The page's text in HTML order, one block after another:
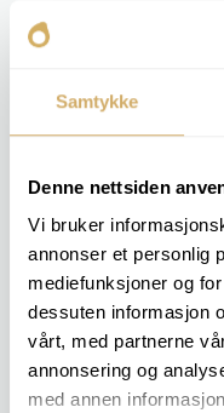
Samtykke
Denne nettsiden
Vi bruker
annonser et personlig
mediefunksjoner og
dessuten informasjon
vårt, med partnerne
annonsering og
med annen
og inspeksjon.
INKLUDERTE ANALYSER
Viskositetsindeks
Vanninnhold [%]
TBN
Sulfat
PQ-Index
Oksidasjon
Nitresjon
Elementanalyse
Diesel %